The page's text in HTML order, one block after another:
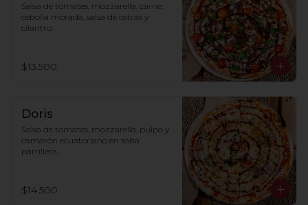
Salsa de tomates, mozzarella, carne,
cebolla morada, salsa de ostras y
cilantro.
$13.500
Doris
Salsa de tomates, mozzarella, pulpo y
camarón ecuatoriano en salsa
parrillera.
$14.500